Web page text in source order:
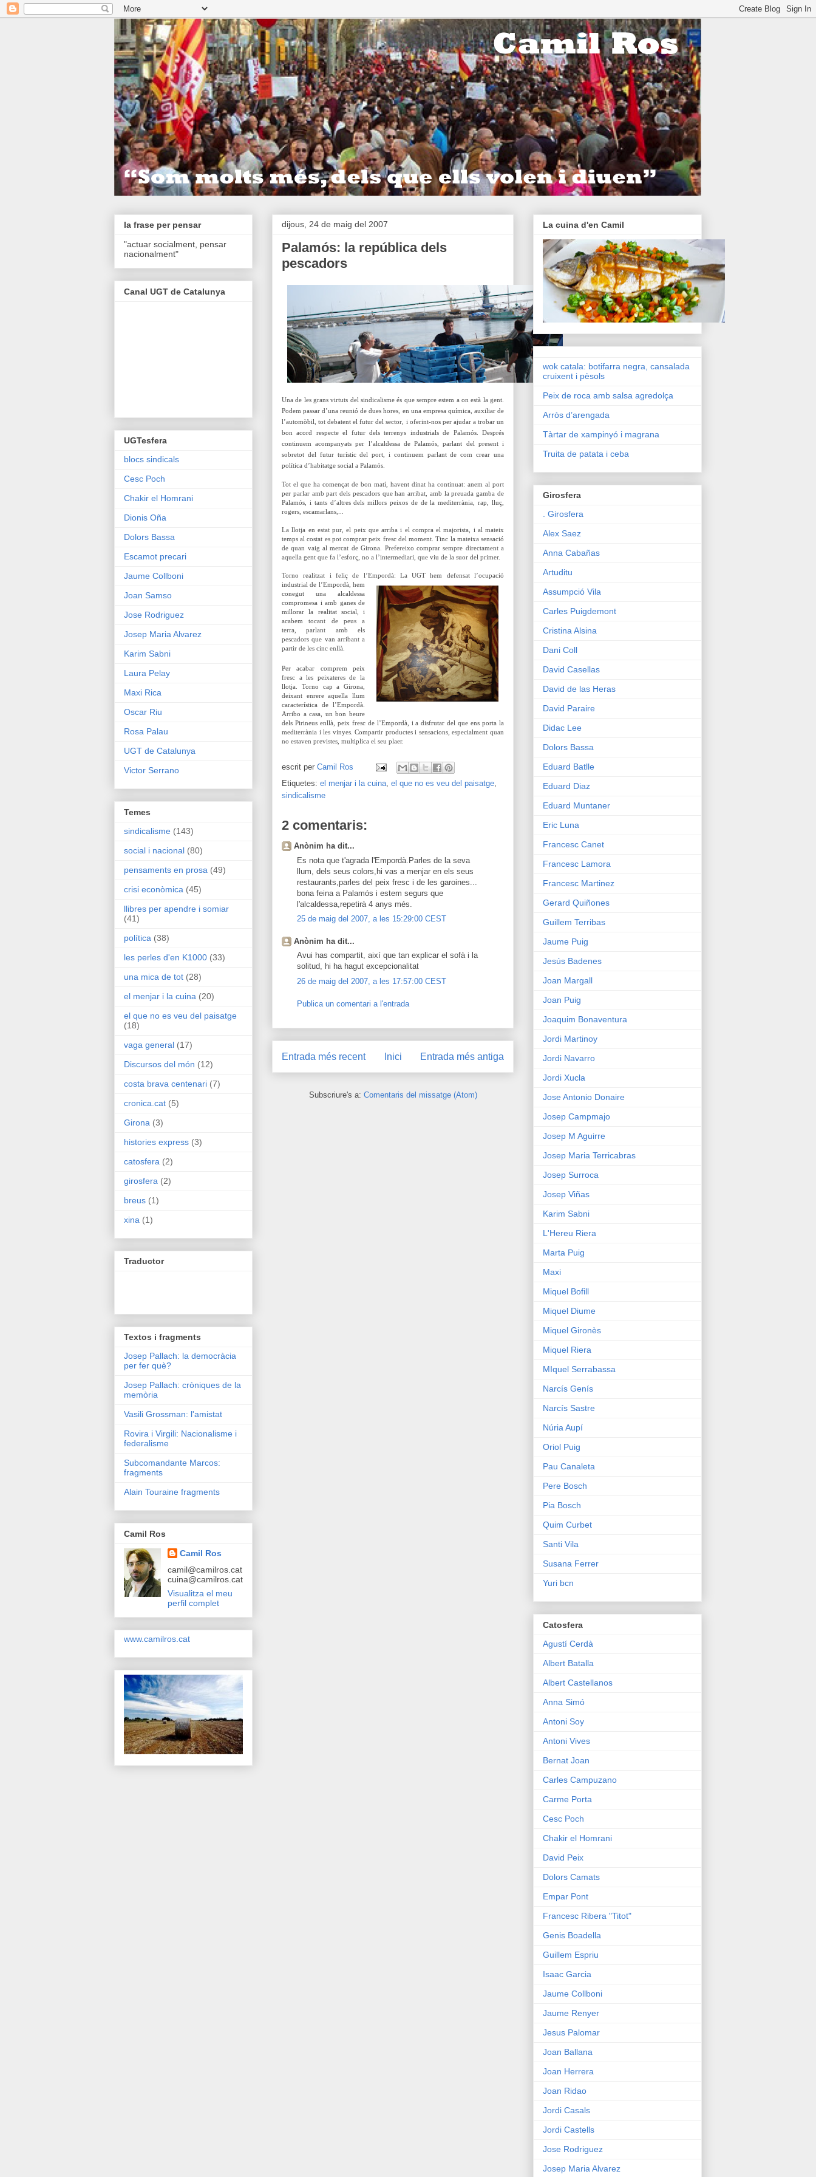
dijous, 24 de maig del 2007
Palamós: la república dels
pescadors
Una de les grans virtuts del sindicalisme és que sempre estem a on està la gent.
Podem passar d’una reunió de dues hores, en una empresa química, auxiliar de
l’automòbil, tot debatent el futur del sector, i oferint-nos per ajudar a trobar un
bon acord respecte el futur dels terrenys industrials de Palamós. Després
continuem acompanyats per l’alcaldessa de Palamós, parlant del present i
sobretot del futur turístic del port, i continuem parlant de com crear una
política d’habitatge social a Palamós.
Tot el que ha començat de bon matí, havent dinat ha continuat: anem al port
per parlar amb part dels pescadors que han arribat, amb la preuada gamba de
Palamós, i tants d’altres dels millors peixos de de la mediterrània, rap, lluç,
rogers, escamarlans,...
La llotja en estat pur, el peix que arriba i el compra el majorista, i al mateix
temps al costat es pot comprar peix fresc del moment. Tinc la mateixa sensació
de quan vaig al mercat de Girona. Prefereixo comprar sempre directament a
aquella gent que fa l’esforç, no a l’intermediari, que viu de la suor del primer.
Torno realitzat i feliç de l’Empordà: La UGT hem defensat l’ocupació
industrial de l’Empordà, hem
conegut una alcaldessa
compromesa i amb ganes de
millorar la realitat social, i
acabem tocant de peus a
terra, parlant amb els
pescadors que van arribant a
partir de les cinc enllà.
Per acabar comprem peix
fresc a les peixateres de la
llotja. Torno cap a Girona,
deixant enrere aquella llum
característica de l’Empordà.
Arribo a casa, un bon beure
dels Pirineus enllà, peix fresc de l’Empordà, i a disfrutar del que ens porta la
mediterrània i les vinyes. Compartir productes i sensacions, especialment quan
no estaven previstes, multiplica el seu plaer.
escrit per Camil Ros
Etiquetes: el menjar i la cuina, el que no es veu del paisatge,
sindicalisme
2 comentaris:
Anònim ha dit...
Es nota que t'agrada l'Empordà.Parles de la seva
llum, dels seus colors,hi vas a menjar en els seus
restaurants,parles del peix fresc i de les garoines...
bona feina a Palamós i estem segurs que
l'alcaldessa,repetirà 4 anys més.
25 de maig del 2007, a les 15:29:00 CEST
Anònim ha dit...
Avui has compartit, així que tan explicar el sofà i la
solitud, hi ha hagut excepcionalitat
26 de maig del 2007, a les 17:57:00 CEST
Publica un comentari a l'entrada
Entrada més recent Entrada més antiga
Inici
Subscriure's a: Comentaris del missatge (Atom)
la frase per pensar
"actuar socialment, pensar
nacionalment"
Canal UGT de Catalunya
UGTesfera
blocs sindicals
Cesc Poch
Chakir el Homrani
Dionis Oña
Dolors Bassa
Escamot precari
Jaume Collboni
Joan Samso
Jose Rodriguez
Josep Maria Alvarez
Karim Sabni
Laura Pelay
Maxi Rica
Oscar Riu
Rosa Palau
UGT de Catalunya
Victor Serrano
Temes
sindicalisme (143)
social i nacional (80)
pensaments en prosa (49)
crisi econòmica (45)
llibres per apendre i somiar
(41)
política (38)
les perles d'en K1000 (33)
una mica de tot (28)
el menjar i la cuina (20)
el que no es veu del paisatge
(18)
vaga general (17)
Discursos del món (12)
costa brava centenari (7)
cronica.cat (5)
Girona (3)
histories express (3)
catosfera (2)
girosfera (2)
breus (1)
xina (1)
Traductor
Textos i fragments
Josep Pallach: la democràcia
per fer què?
Josep Pallach: cròniques de la
memòria
Vasili Grossman: l'amistat
Rovira i Virgili: Nacionalisme i
federalisme
Subcomandante Marcos:
fragments
Alain Touraine fragments
Camil Ros
Camil Ros
camil@camilros.cat
cuina@camilros.cat
Visualitza el meu
perfil complet
www.camilros.cat
La cuina d'en Camil
wok catala: botifarra negra, cansalada
cruixent i pèsols
Peix de roca amb salsa agredolça
Arròs d’arengada
Tàrtar de xampinyó i magrana
Truita de patata i ceba
Girosfera
. Girosfera
Alex Saez
Anna Cabañas
Artuditu
Assumpció Vila
Carles Puigdemont
Cristina Alsina
Dani Coll
David Casellas
David de las Heras
David Paraire
Didac Lee
Dolors Bassa
Eduard Batlle
Eduard Diaz
Eduard Muntaner
Eric Luna
Francesc Canet
Francesc Lamora
Francesc Martinez
Gerard Quiñones
Guillem Terribas
Jaume Puig
Jesús Badenes
Joan Margall
Joan Puig
Joaquim Bonaventura
Jordi Martinoy
Jordi Navarro
Jordi Xucla
Jose Antonio Donaire
Josep Campmajo
Josep M Aguirre
Josep Maria Terricabras
Josep Surroca
Josep Viñas
Karim Sabni
L'Hereu Riera
Marta Puig
Maxi
Miquel Bofill
Miquel Diume
Miquel Gironès
Miquel Riera
MIquel Serrabassa
Narcís Genís
Narcís Sastre
Núria Aupí
Oriol Puig
Pau Canaleta
Pere Bosch
Pia Bosch
Quim Curbet
Santi Vila
Susana Ferrer
Yuri bcn
Catosfera
Agustí Cerdà
Albert Batalla
Albert Castellanos
Anna Simó
Antoni Soy
Antoni Vives
Bernat Joan
Carles Campuzano
Carme Porta
Cesc Poch
Chakir el Homrani
David Peix
Dolors Camats
Empar Pont
Francesc Ribera "Titot"
Genis Boadella
Guillem Espriu
Isaac Garcia
Jaume Collboni
Jaume Renyer
Jesus Palomar
Joan Ballana
Joan Herrera
Joan Ridao
Jordi Casals
Jordi Castells
Jose Rodriguez
Josep Maria Alvarez